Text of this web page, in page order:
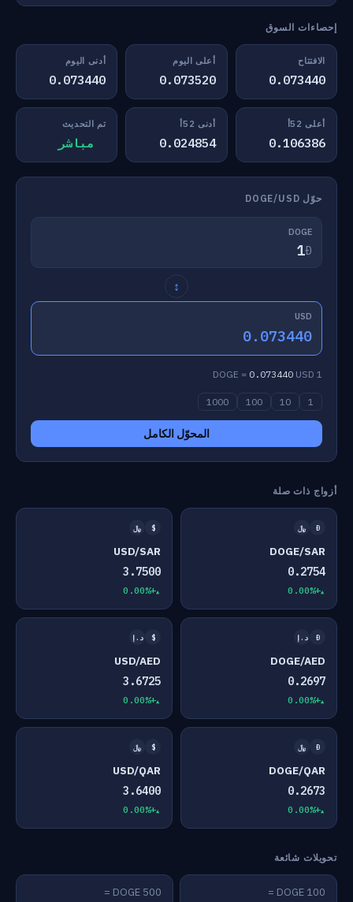
إحصاءات السوق
الافتتاح
0.073440
أعلى اليوم
0.073520
أدنى اليوم
0.073440
أعلى 52أ
0.106386
أدنى 52أ
0.024854
تم التحديث
مباشر
حوّل DOGE/USD
DOGE
Ð
↕
USD
0.073440
1 DOGE =
0.073440 USD
1
10
100
1000
المحوّل الكامل
أزواج ذات صلة
Ð ﷼
DOGE/SAR
0.2754
+0.00%
$ ﷼
USD/SAR
3.7500
+0.00%
Ð د.إ
DOGE/AED
0.2697
+0.00%
$ د.إ
USD/AED
3.6725
+0.00%
Ð ﷼
DOGE/QAR
0.2673
+0.00%
$ ﷼
USD/QAR
3.6400
+0.00%
تحويلات شائعة
100 DOGE =
500 DOGE =